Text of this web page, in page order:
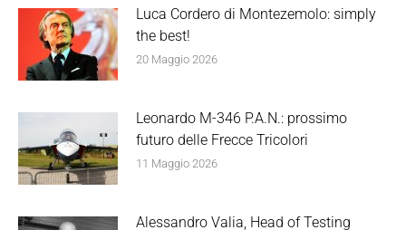
Luca Cordero di Montezemolo: simply
the best!
20 Maggio 2026
Leonardo M-346 P.A.N.: prossimo
futuro delle Frecce Tricolori
11 Maggio 2026
Alessandro Valia, Head of Testing